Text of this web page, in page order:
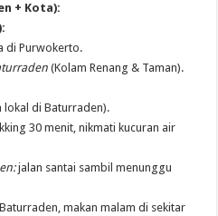
+ Kota):
di Purwokerto.
(Kolam Renang & Taman).
lokal di Baturraden).
30 menit, nikmati kucuran air
jalan santai sambil menunggu
makan malam di sekitar